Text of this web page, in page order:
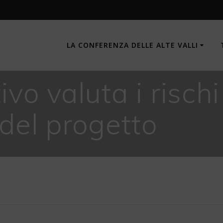
LA CONFERENZA DELLE ALTE VALLI
valuta i
progetto